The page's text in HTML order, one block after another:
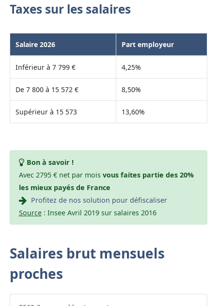
Taxes sur les salaires
Salaire 2026 Part employeur
Inférieur à 7 799 € 4,25%
De 7 800 à 15 572 € 8,50%
Supérieur à 15 573 13,60%
Bon à savoir !
Avec 2795 € net par mois vous faites partie des 20%
les mieux payés de France
Profitez de nos solution pour défiscaliser
Source: Insee Avril 2019 sur salaires 2016
Salaires brut mensuels
proches